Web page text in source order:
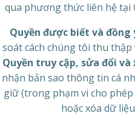
qua phương thức liên hệ tại
Quyền được biết và đồng
soát cách chúng tôi thu
Quyền truy cập, sửa đổi và
nhận bản sao thông tin cá
giữ (trong phạm vi cho
hoặc xóa dữ